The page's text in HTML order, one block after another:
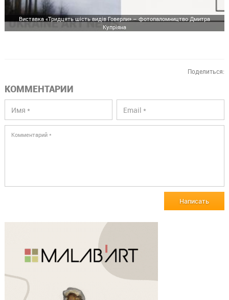
Виставка «Тридцять шість видів Говерли» – фотопаломництво Дмитра
Купріяна
Поделиться:
КОММЕНТАРИИ
Написать